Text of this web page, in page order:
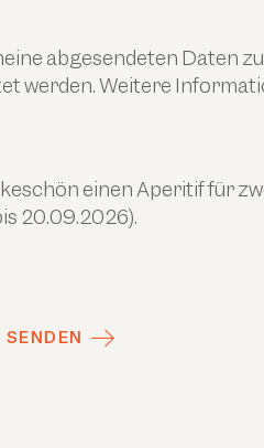
abgesendeten Daten
werden. Weitere
einen Aperitif für
20.09.2026).
SENDEN